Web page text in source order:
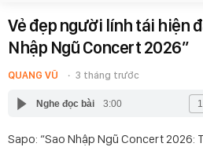
Vẻ đẹp người lính tái hiện
Nhập Ngũ Concert 2026”
QUANG VŨ 3 tháng trước
Nghe đọc bài 3:00
Sapo: “Sao Nhập Ngũ Concert 2026: